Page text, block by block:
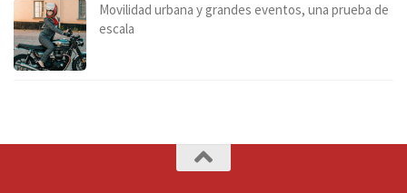
Movilidad urbana y grandes eventos, una prueba de
escala